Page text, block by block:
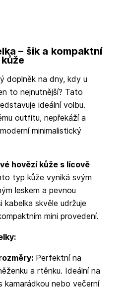
– šik a kompaktní
doplněk na dny, kdy u
to nejnutnější? Tato
ideální volbu.
outfitu, nepřekáží a
minimalistický
hovězí kůže s lícově
typ kůže vyniká svým
leskem a pevnou
skvěle udržuje
mini provedení.
Perfektní na
a rtěnku. Ideální na
kamarádkou nebo večerní